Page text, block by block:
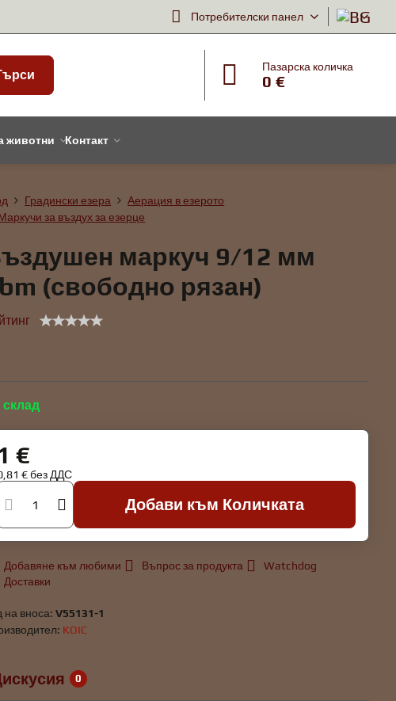
Потребителски панел
Пазарска количка
0 €
животни Контакт
Градински езера
Аерация в езерото
за въздух за езерце
маркуч 9/12 мм
(свободно рязан)
€
€без ДДС
Добави към Количката
Добавяне към любими Въпрос за продукта
Watchdog
Доставки
на вноса:V55131-1
KOIC
0